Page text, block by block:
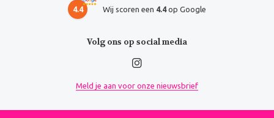
4.4 Wij scoren een 4.4op Google
Volg ons op social media
Meld je aan voor onze nieuwsbrief